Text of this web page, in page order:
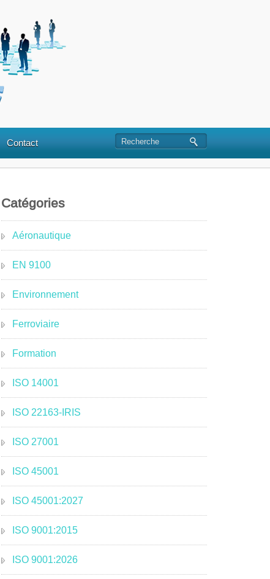
Contact
Catégories
Aéronautique
EN 9100
Environnement
Ferroviaire
Formation
ISO 14001
ISO 22163-IRIS
ISO 27001
ISO 45001
ISO 45001:2027
ISO 9001:2015
ISO 9001:2026